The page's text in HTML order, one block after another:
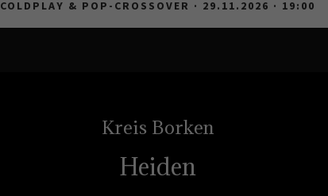
COLDPLAY & POP-CROSSOVER · 29.11.2026 · 19:00
Kreis Borken
Heiden